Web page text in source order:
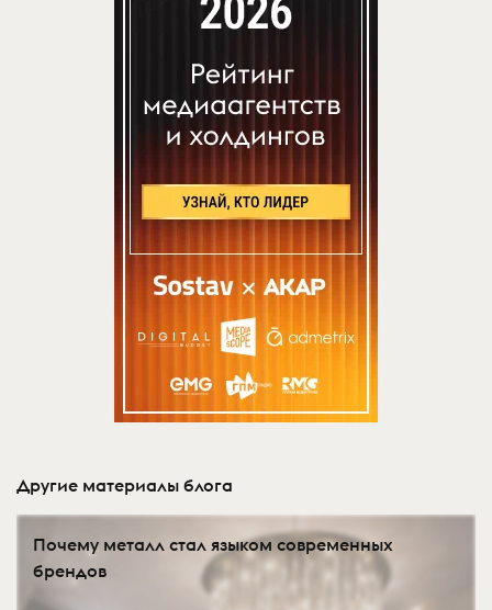
Другие материалы блога
Почему металл стал языком современных
брендов